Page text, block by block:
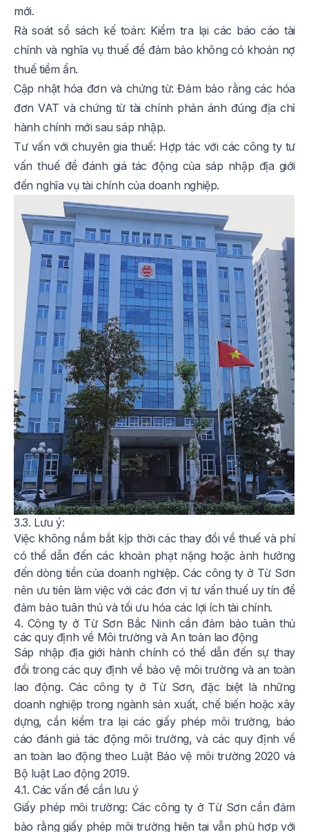
mới.
Rà soát sổ sách kế toán: Kiểm tra lại các báo cáo tài
chính và nghĩa vụ thuế để đảm bảo không có khoản nợ
thuế tiềm ẩn.
Cập nhật hóa đơn và chứng từ: Đảm bảo rằng các hóa
đơn VAT và chứng từ tài chính phản ánh đúng địa chỉ
hành chính mới sau sáp nhập.
Tư vấn với chuyên gia thuế: Hợp tác với các công ty tư
vấn thuế để đánh giá tác động của sáp nhập địa giới
đến nghĩa vụ tài chính của doanh nghiệp.
3.3. Lưu ý:
Việc không nắm bắt kịp thời các thay đổi về thuế và phí
có thể dẫn đến các khoản phạt nặng hoặc ảnh hưởng
đến dòng tiền của doanh nghiệp. Các công ty ở Từ Sơn
nên ưu tiên làm việc với các đơn vị tư vấn thuế uy tín để
đảm bảo tuân thủ và tối ưu hóa các lợi ích tài chính.
4. Công ty ở Từ Sơn Bắc Ninh cần đảm bảo tuân thủ
các quy định về Môi trường và An toàn lao động
Sáp nhập địa giới hành chính có thể dẫn đến sự thay
đổi trong các quy định về bảo vệ môi trường và an toàn
lao động. Các công ty ở Từ Sơn, đặc biệt là những
doanh nghiệp trong ngành sản xuất, chế biến hoặc xây
dựng, cần kiểm tra lại các giấy phép môi trường, báo
cáo đánh giá tác động môi trường, và các quy định về
an toàn lao động theo Luật Bảo vệ môi trường 2020 và
Bộ luật Lao động 2019.
4.1. Các vấn đề cần lưu ý
Giấy phép môi trường: Các công ty ở Từ Sơn cần đảm
bảo rằng giấy phép môi trường hiện tại vẫn phù hợp với